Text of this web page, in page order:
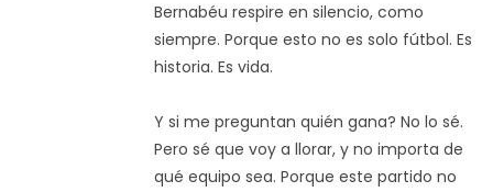
Bernabéu respire en silencio, como
siempre. Porque esto no es solo fútbol. Es
historia. Es vida.
Y si me preguntan quién gana? No lo sé.
Pero sé que voy a llorar, y no importa de
qué equipo sea. Porque este partido no